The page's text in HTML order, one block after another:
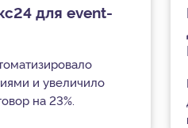
для event-
и увеличило
на 23%.